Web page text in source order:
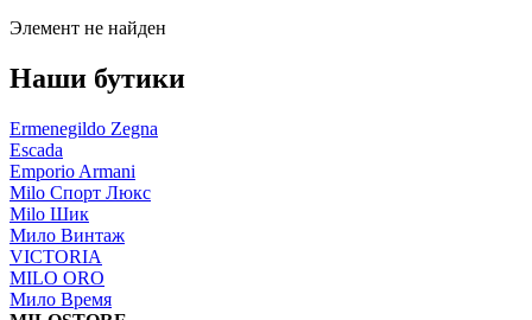
Элемент не найден
Наши бутики
Ermenegildo Zegna
Escada
Emporio Armani
Milo Спорт Люкс
Milo Шик
Мило Винтаж
VICTORIA
MILO ORO
Мило Время